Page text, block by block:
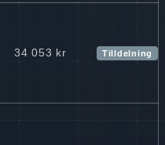
34 053 kr Tilldelning